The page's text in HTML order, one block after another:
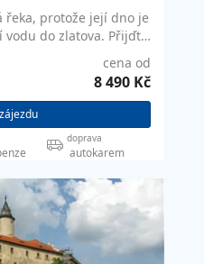
řeka, protože její dno je
do zlatova. Přijďte
cena od
8 490 Kč
doprava
autokarem